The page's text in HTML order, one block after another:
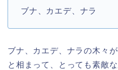
ブナ、カエデ、ナラ
ブナ、カエデ、ナラの木々
と相まって、とっても素敵